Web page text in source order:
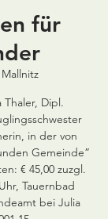
für
Mallnitz
Dipl.
in der von
Gemeinde”
€ 45,00 zuzgl.
Tauernbad
bei Julia